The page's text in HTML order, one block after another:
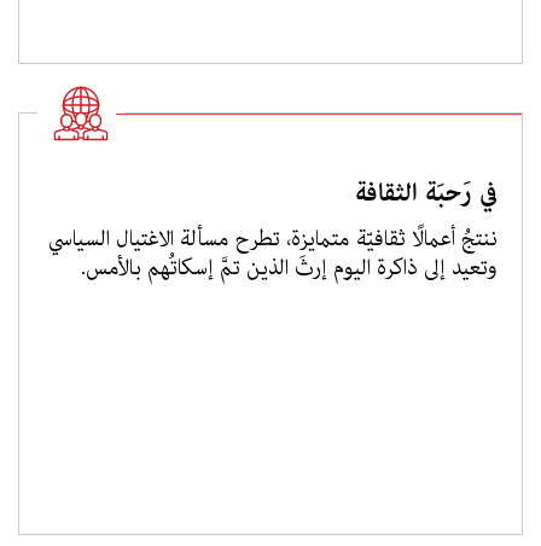
في رَحبَة الثقافة
ننتجُ أعمالًا ثقافيّة متمايزة، تطرح مسألة الاغتيال السياسي
وتعيد إلى ذاكرة اليوم إرثَ الذين تمَّ إسكاتُهم بالأمس.